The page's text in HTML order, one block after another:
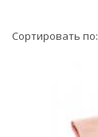
Сортировать по: